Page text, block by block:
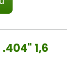
1,6